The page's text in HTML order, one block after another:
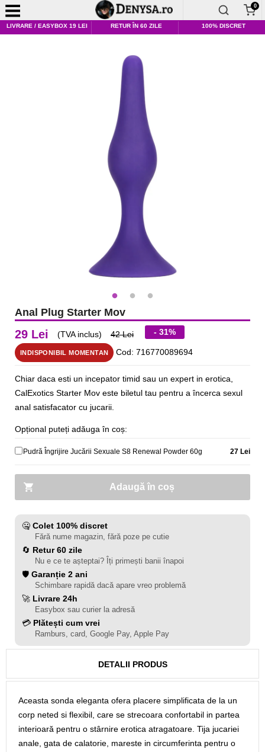
0
LIVRARE / EASYBOX 19 LEI RETUR ÎN 60 ZILE 100% DISCRET
Anal Plug Starter Mov
29 Lei (TVA inclus) 42 Lei - 31%
INDISPONIBIL MOMENTAN Cod: 716770089694
Chiar daca esti un incepator timid sau un expert in erotica,
CalExotics Starter Mov este biletul tau pentru a încerca sexul
anal satisfacator cu jucarii.
Opțional puteți adăuga în coș:
Pudră Îngrijire Jucării Sexuale S8 Renewal Powder 60g 27 Lei
Adaugă în coș
🤐 Colet 100% discret
Fără nume magazin, fără poze pe cutie
🔄 Retur 60 zile
Nu e ce te așteptai? Îți primești banii înapoi
🛡️ Garanție 2 ani
Schimbare rapidă dacă apare vreo problemă
🚀 Livrare 24h
Easybox sau curier la adresă
💳 Plătești cum vrei
Ramburs, card, Google Pay, Apple Pay
DETALII PRODUS
Aceasta sonda eleganta ofera placere simplificata de la un
corp neted si flexibil, care se strecoara confortabil in partea
interioară pentru o stârnire erotica atragatoare. Tija jucariei
anale, gata de calatorie, mareste in circumferinta pentru o